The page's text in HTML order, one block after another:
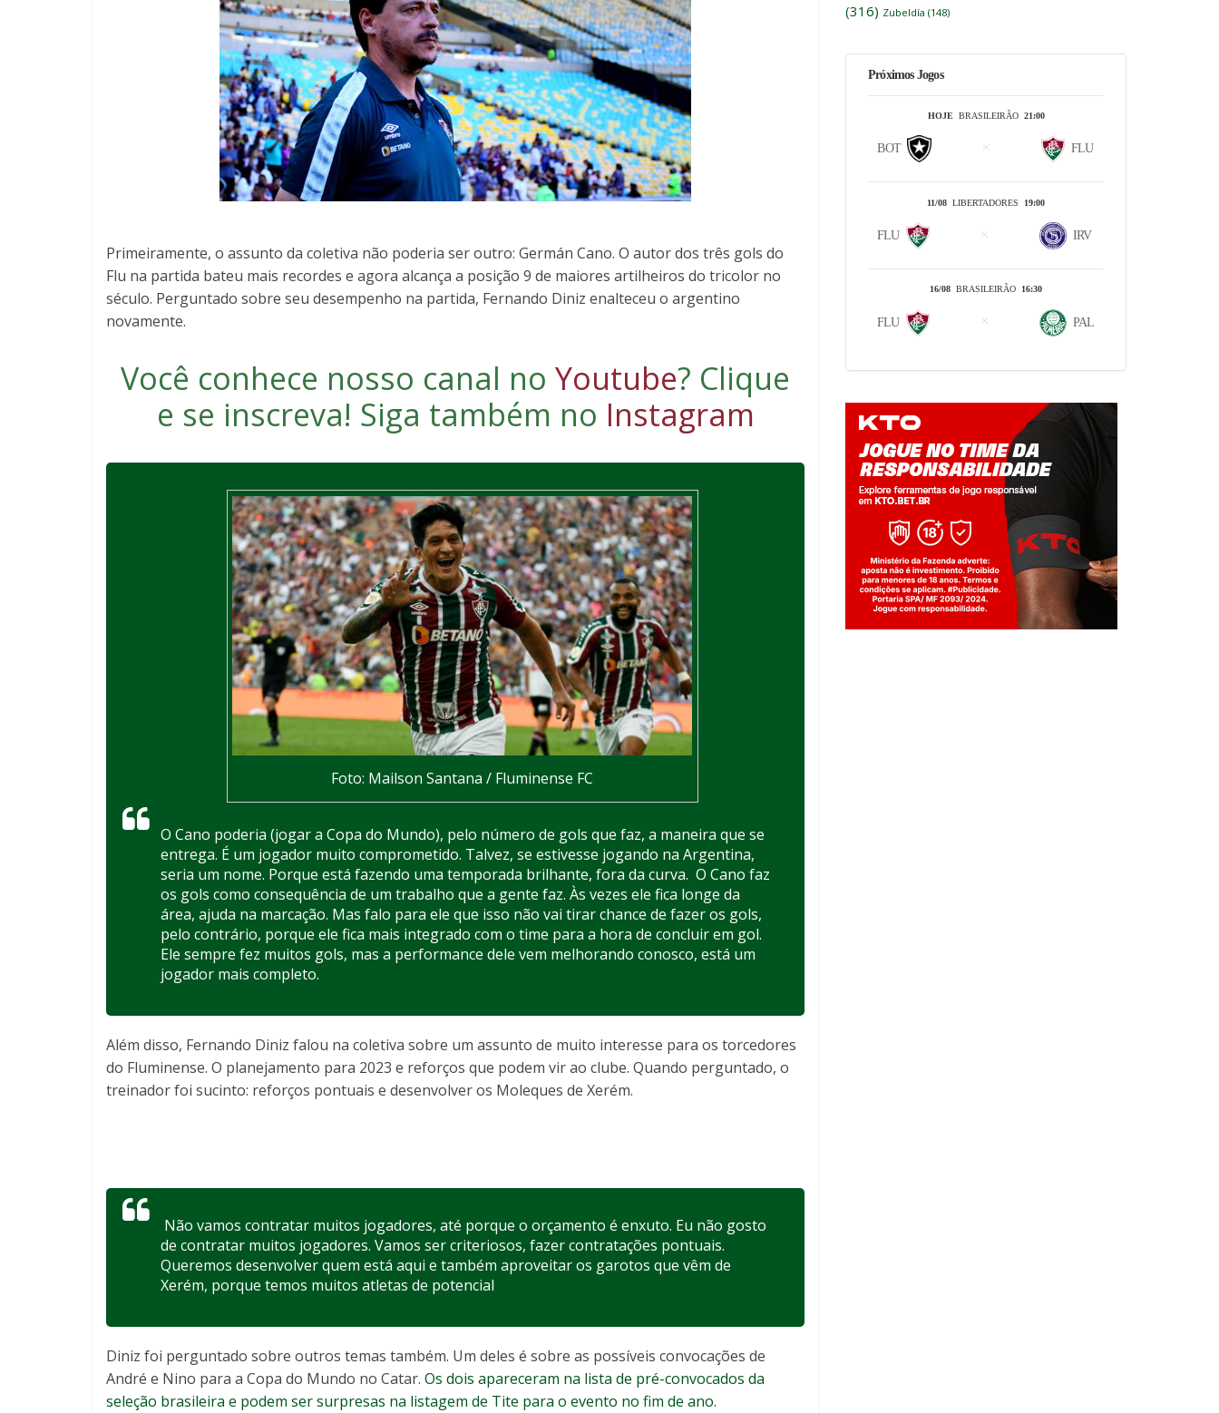
Primeiramente, o assunto da coletiva não poderia ser outro: Germán Cano. O autor dos três gols do
Flu na partida bateu mais recordes e agora alcança a posição 9 de maiores artilheiros do tricolor no
século. Perguntado sobre seu desempenho na partida, Fernando Diniz enalteceu o argentino
novamente.
Você conhece nosso canal no Youtube? Clique
e se inscreva! Siga também no Instagram
Foto: Mailson Santana / Fluminense FC
O Cano poderia (jogar a Copa do Mundo), pelo número de gols que faz, a maneira que se
entrega. É um jogador muito comprometido. Talvez, se estivesse jogando na Argentina,
seria um nome. Porque está fazendo uma temporada brilhante, fora da curva. O Cano faz
os gols como consequência de um trabalho que a gente faz. Às vezes ele fica longe da
área, ajuda na marcação. Mas falo para ele que isso não vai tirar chance de fazer os gols,
pelo contrário, porque ele fica mais integrado com o time para a hora de concluir em gol.
Ele sempre fez muitos gols, mas a performance dele vem melhorando conosco, está um
jogador mais completo.
Além disso, Fernando Diniz falou na coletiva sobre um assunto de muito interesse para os torcedores
do Fluminense. O planejamento para 2023 e reforços que podem vir ao clube. Quando perguntado, o
treinador foi sucinto: reforços pontuais e desenvolver os Moleques de Xerém.
Não vamos contratar muitos jogadores, até porque o orçamento é enxuto. Eu não gosto
de contratar muitos jogadores. Vamos ser criteriosos, fazer contratações pontuais.
Queremos desenvolver quem está aqui e também aproveitar os garotos que vêm de
Xerém, porque temos muitos atletas de potencial
Diniz foi perguntado sobre outros temas também. Um deles é sobre as possíveis convocações de
André e Nino para a Copa do Mundo no Catar. Os dois apareceram na lista de pré-convocados da
seleção brasileira e podem ser surpresas na listagem de Tite para o evento no fim de ano.
(316) Zubeldía (148)
Próximos Jogos
HOJE BRASILEIRÃO 21:00
BOT FLU
11/08 LIBERTADORES 19:00
FLU IRV
16/08 BRASILEIRÃO 16:30
FLU PAL
Jogue com responsabilidade. 18+